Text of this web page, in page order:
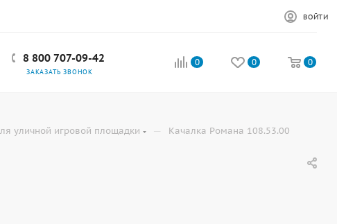
ВОЙТИ
8 800 707-09-42
ЗАКАЗАТЬ ЗВОНОК
0 0 0
уличной игровой площадки — Качалка Романа 108.53.00